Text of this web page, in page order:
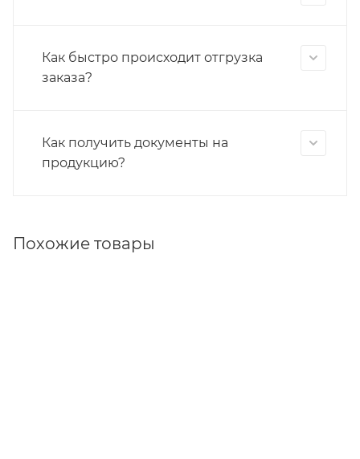
Как быстро происходит отгрузка
заказа?
Как получить документы на
продукцию?
Похожие товары